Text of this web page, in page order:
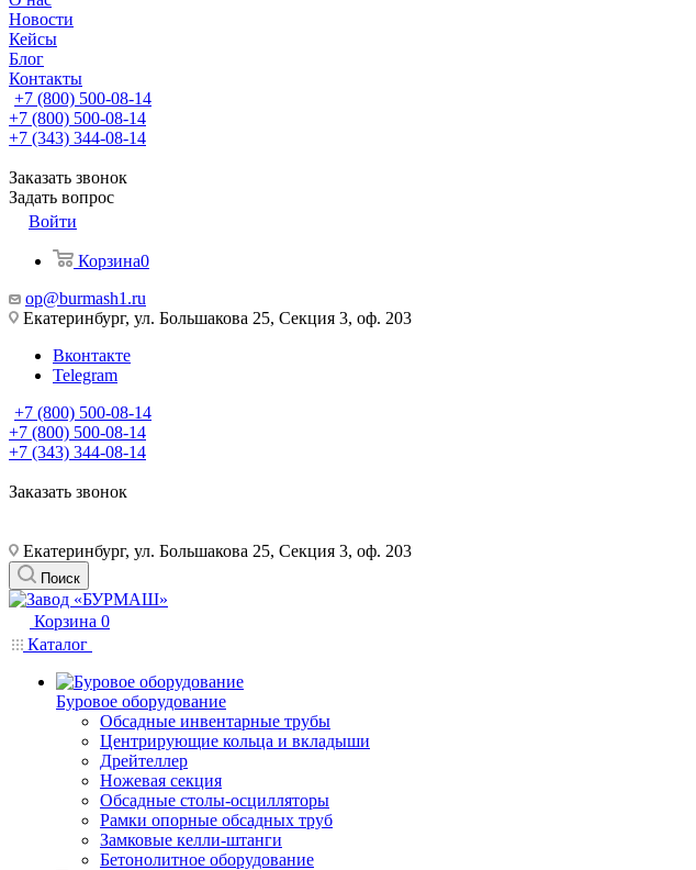
Новости
Кейсы
Блог
Контакты
+7 (800) 500-08-14
+7 (800) 500-08-14
+7 (343) 344-08-14
Заказать звонок
Задать вопрос
Войти
Корзина0
op@burmash1.ru
Екатеринбург, ул. Большакова 25, Секция 3, оф. 203
Вконтакте
Telegram
+7 (800) 500-08-14
+7 (800) 500-08-14
+7 (343) 344-08-14
Заказать звонок
Екатеринбург, ул. Большакова 25, Секция 3, оф. 203
Поиск
Корзина 0
Каталог
Буровое оборудование
Обсадные инвентарные трубы
Центрирующие кольца и вкладыши
Дрейтеллер
Ножевая секция
Обсадные столы-осцилляторы
Рамки опорные обсадных труб
Замковые келли-штанги
Бетонолитное оборудование